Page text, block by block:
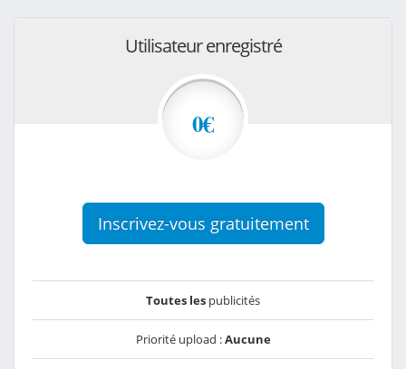
Utilisateur enregistré
0€
Inscrivez-vous gratuitement
Toutes les publicités
Priorité upload :Aucune